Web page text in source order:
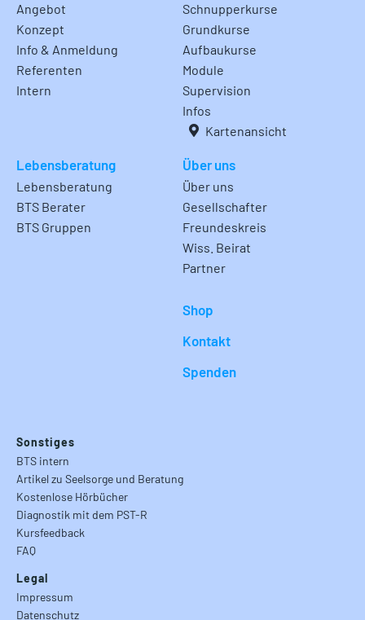
Angebot
Konzept
Info & Anmeldung
Referenten
Intern
Schnupperkurse
Grundkurse
Aufbaukurse
Module
Supervision
Infos
Kartenansicht
Lebensberatung
Lebensberatung
BTS Berater
BTS Gruppen
Über uns
Über uns
Gesellschafter
Freundeskreis
Wiss. Beirat
Partner
Shop
Kontakt
Spenden
Sonstiges
BTS intern
Artikel zu Seelsorge und Beratung
Kostenlose Hörbücher
Diagnostik mit dem PST-R
Kursfeedback
FAQ
Legal
Impressum
Datenschutz